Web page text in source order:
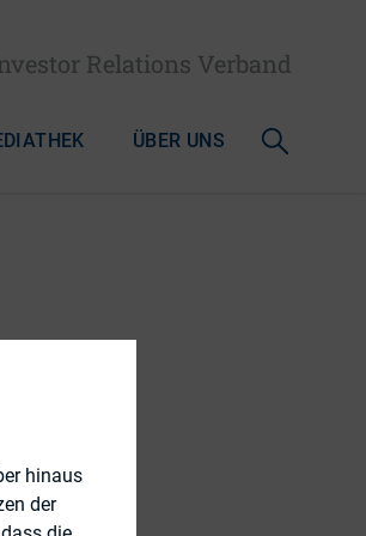
Relations Verband
ÜBER UNS
hinaus
der